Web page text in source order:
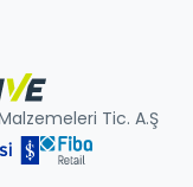
Tic. A.Ş